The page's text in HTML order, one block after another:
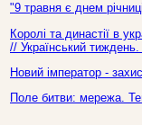
"9 травня є днем
Королі та династії в
// Український
Новий імператор -
Поле битви: мережа.